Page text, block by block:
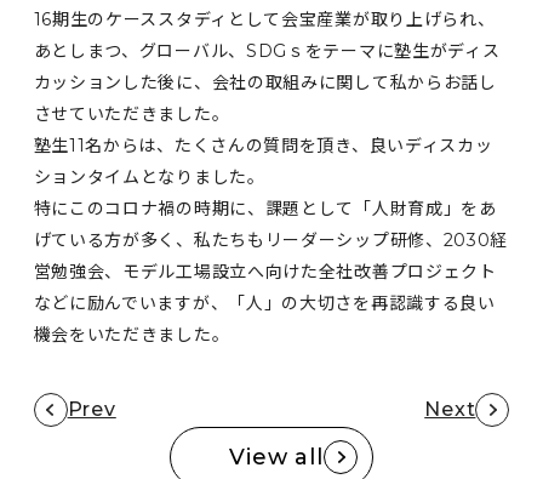
16期生のケーススタディとして会宝産業が取り上げられ、
あとしまつ、グローバル、SDGｓをテーマに塾生がディス
カッションした後に、会社の取組みに関して私からお話し
させていただきました。
塾生11名からは、たくさんの質問を頂き、良いディスカッ
ションタイムとなりました。
特にこのコロナ禍の時期に、課題として「人財育成」をあ
げている方が多く、私たちもリーダーシップ研修、2030経
営勉強会、モデル工場設立へ向けた全社改善プロジェクト
などに励んでいますが、「人」の大切さを再認識する良い
機会をいただきました。
Prev Next
View all